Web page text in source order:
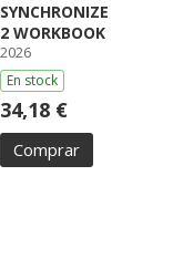
SYNCHRONIZE
2 WORKBOOK
2026
En stock
34,18 €
Comprar